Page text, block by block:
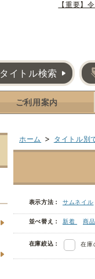
【重要】
タイトル検索
ご利用案内
ホーム > タイトル別
表示方法： サムネイル
並べ替え： 新着 商
在庫絞込： 在庫